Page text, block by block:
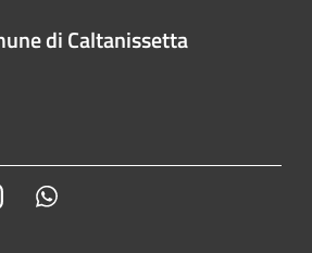
di Caltanissetta
Instagram